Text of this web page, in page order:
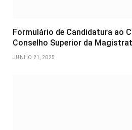
Formulário de Candidatura ao
Conselho Superior da
JUNHO 21, 2025